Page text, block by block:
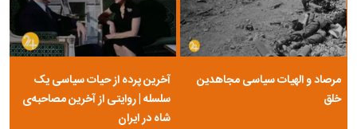
مرصاد و الهیات سیاسی مجاهدین
خلق
آخرین پرده از حیات سیاسی یک
سلسله | روایتی از آخرین مصاحبه‌ی
شاه در ایران